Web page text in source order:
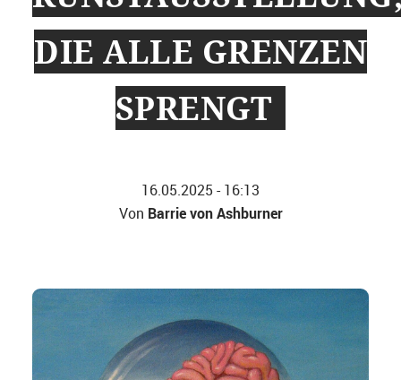
DIE ALLE GRENZEN
SPRENGT
16.05.2025 - 16:13
Von Barrie von Ashburner